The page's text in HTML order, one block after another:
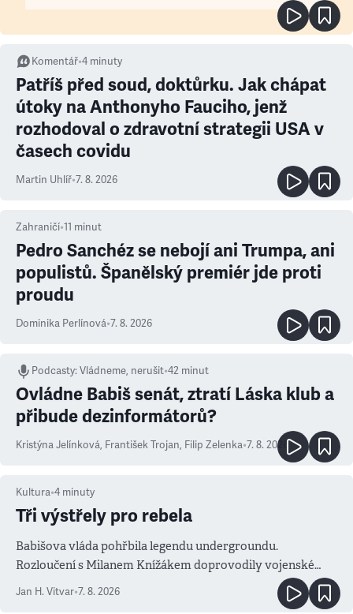
Komentář•4 minuty
Patříš před soud, doktůrku. Jak chápat
útoky na Anthonyho Fauciho, jenž
rozhodoval o zdravotní strategii USA v
časech covidu
Martin Uhlíř•7. 8. 2026
Zahraničí•11 minut
Pedro Sanchéz se nebojí ani Trumpa, ani
populistů. Španělský premiér jde proti
proudu
Dominika Perlínová•7. 8. 2026
Podcasty:Vládneme, nerušit•42 minut
Ovládne Babiš senát, ztratí Láska klub a
přibude dezinformátorů?
Kristýna Jelínková, František Trojan, Filip Zelenka•7. 8. 2026
Kultura•4 minuty
Tři výstřely pro rebela
Babišova vláda pohřbila legendu undergroundu.
Rozloučení s Milanem Knížákem doprovodily vojenské
salvy i kritika pokrokářů
Jan H. Vitvar•7. 8. 2026